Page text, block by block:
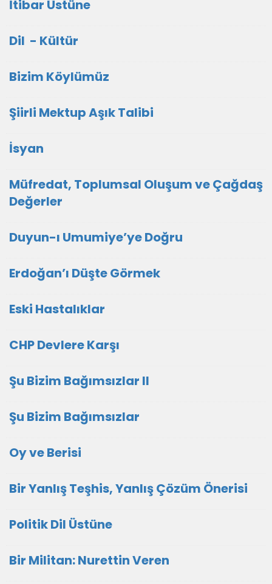
İtibar Üstüne
Dil - Kültür
Bizim Köylümüz
Şiirli Mektup Aşık Talibi
İsyan
Müfredat, Toplumsal Oluşum ve Çağdaş
Değerler
Duyun-ı Umumiye’ye Doğru
Erdoğan’ı Düşte Görmek
Eski Hastalıklar
CHP Devlere Karşı
Şu Bizim Bağımsızlar II
Şu Bizim Bağımsızlar
Oy ve Berisi
Bir Yanlış Teşhis, Yanlış Çözüm Önerisi
Politik Dil Üstüne
Bir Militan: Nurettin Veren